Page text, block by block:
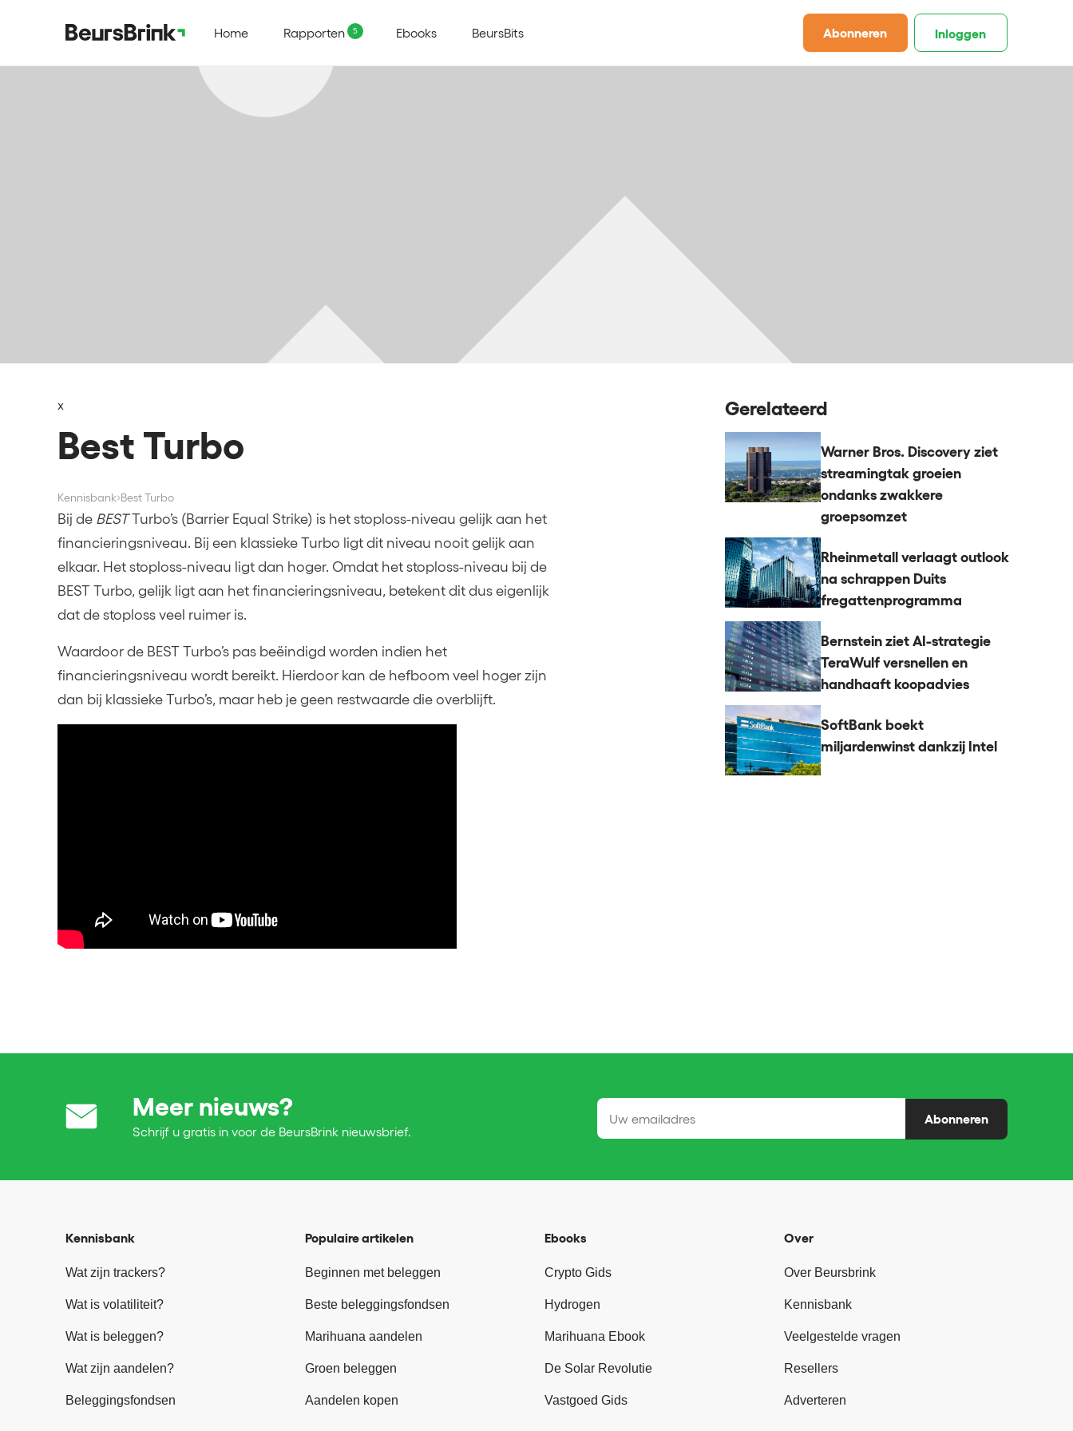
Home Rapporten Ebooks BeursBits Abonneren Inloggen
x
Best Turbo
Kennisbank Best Turbo
Bij de BESTTurbo’s (Barrier Equal Strike) is het stoploss-niveau gelijk aan het
financieringsniveau. Bij een klassieke Turbo ligt dit niveau nooit gelijk aan
elkaar. Het stoploss-niveau ligt dan hoger. Omdat het stoploss-niveau bij de
BEST Turbo, gelijk ligt aan het financieringsniveau, betekent dit dus eigenlijk
dat de stoploss veel ruimer is.
Waardoor de BEST Turbo’s pas beëindigd worden indien het
financieringsniveau wordt bereikt. Hierdoor kan de hefboom veel hoger zijn
dan bij klassieke Turbo’s, maar heb je geen restwaarde die overblijft.
Gerelateerd
Warner Bros. Discovery ziet
streamingtak groeien
ondanks zwakkere
groepsomzet
Rheinmetall verlaagt outlook
na schrappen Duits
fregattenprogramma
Bernstein ziet AI-strategie
TeraWulf versnellen en
handhaaft koopadvies
SoftBank boekt
miljardenwinst dankzij Intel
Meer nieuws?
Schrijf u gratis in voor de BeursBrink nieuwsbrief.
Abonneren
Kennisbank
Wat zijn trackers?
Wat is volatiliteit?
Wat is beleggen?
Wat zijn aandelen?
Beleggingsfondsen
Populaire artikelen
Beginnen met beleggen
Beste beleggingsfondsen
Marihuana aandelen
Groen beleggen
Aandelen kopen
Ebooks
Crypto Gids
Hydrogen
Marihuana Ebook
De Solar Revolutie
Vastgoed Gids
Over
Over Beursbrink
Kennisbank
Veelgestelde vragen
Resellers
Adverteren